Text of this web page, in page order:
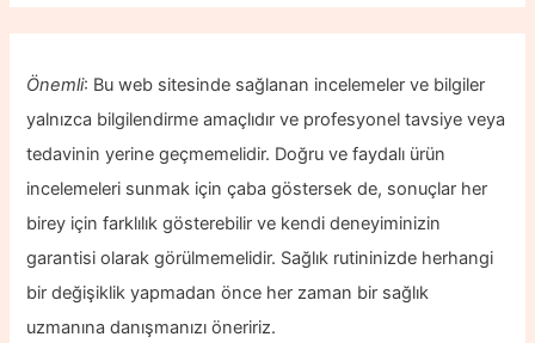
Önemli: Bu web sitesinde sağlanan incelemeler ve bilgiler
yalnızca bilgilendirme amaçlıdır ve profesyonel tavsiye veya
tedavinin yerine geçmemelidir. Doğru ve faydalı ürün
incelemeleri sunmak için çaba göstersek de, sonuçlar her
birey için farklılık gösterebilir ve kendi deneyiminizin
garantisi olarak görülmemelidir. Sağlık rutininizde herhangi
bir değişiklik yapmadan önce her zaman bir sağlık
uzmanına danışmanızı öneririz.